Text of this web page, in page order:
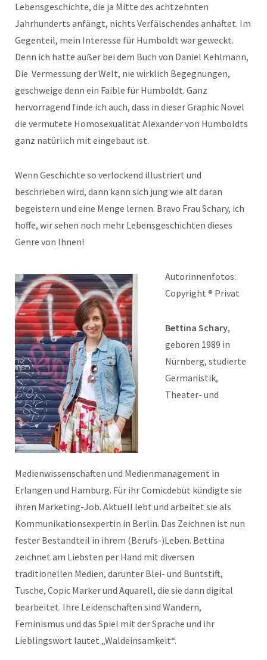
Lebensgeschichte, die ja Mitte des achtzehnten
Jahrhunderts anfängt, nichts Verfälschendes anhaftet. Im
Gegenteil, mein Interesse für Humboldt war geweckt.
Denn ich hatte außer bei dem Buch von Daniel Kehlmann,
Die Vermessung der Welt, nie wirklich Begegnungen,
geschweige denn ein Faible für Humboldt. Ganz
hervorragend finde ich auch, dass in dieser Graphic Novel
die vermutete Homosexualität Alexander von Humboldts
ganz natürlich mit eingebaut ist.
Wenn Geschichte so verlockend illustriert und
beschrieben wird, dann kann sich jung wie alt daran
begeistern und eine Menge lernen. Bravo Frau Schary, ich
hoffe, wir sehen noch mehr Lebensgeschichten dieses
Genre von Ihnen!
Autorinnenfotos:
Copyright ® Privat
Bettina Schary,
geboren 1989 in
Nürnberg, studierte
Germanistik,
Theater- und
Medienwissenschaften und Medienmanagement in
Erlangen und Hamburg. Für ihr Comicdebüt kündigte sie
ihren Marketing-Job. Aktuell lebt und arbeitet sie als
Kommunikationsexpertin in Berlin. Das Zeichnen ist nun
fester Bestandteil in ihrem (Berufs-)Leben. Bettina
zeichnet am Liebsten per Hand mit diversen
traditionellen Medien, darunter Blei- und Buntstift,
Tusche, Copic Marker und Aquarell, die sie dann digital
bearbeitet. Ihre Leidenschaften sind Wandern,
Feminismus und das Spiel mit der Sprache und ihr
Lieblingswort lautet „Waldeinsamkeit“.